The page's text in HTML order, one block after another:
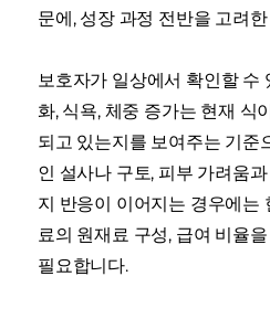
문에, 성장 과정 전반을 고려
보호자가 일상에서 확인할 수
화, 식욕, 체중 증가는 현재 식
되고 있는지를 보여주는 기준
인 설사나 구토, 피부 가려움
지 반응이 이어지는 경우에는
료의 원재료 구성, 급여 비율
필요합니다.